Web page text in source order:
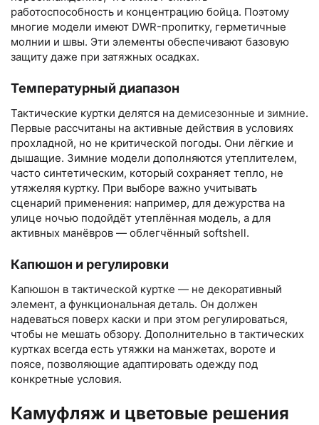
работоспособность и концентрацию бойца. Поэтому
многие модели имеют DWR-пропитку, герметичные
молнии и швы. Эти элементы обеспечивают базовую
защиту даже при затяжных осадках.
Температурный диапазон
Тактические куртки делятся на демисезонные и зимние.
Первые рассчитаны на активные действия в условиях
прохладной, но не критической погоды. Они лёгкие и
дышащие. Зимние модели дополняются утеплителем,
часто синтетическим, который сохраняет тепло, не
утяжеляя куртку. При выборе важно учитывать
сценарий применения: например, для дежурства на
улице ночью подойдёт утеплённая модель, а для
активных манёвров — облегчённый softshell.
Капюшон и регулировки
Капюшон в тактической куртке — не декоративный
элемент, а функциональная деталь. Он должен
надеваться поверх каски и при этом регулироваться,
чтобы не мешать обзору. Дополнительно в тактических
куртках всегда есть утяжки на манжетах, вороте и
поясе, позволяющие адаптировать одежду под
конкретные условия.
Камуфляж и цветовые решения